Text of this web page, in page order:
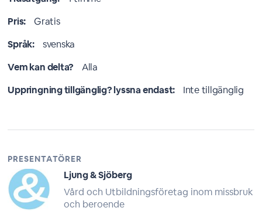
Pris:
Gratis
Språk:
svenska
Vem kan delta?
Alla
Uppringning tillgänglig? lyssna endast:
Inte tillgänglig
PRESENTATÖRER
Ljung & Sjöberg
Vård och Utbildningsföretag inom missbruk
och beroende